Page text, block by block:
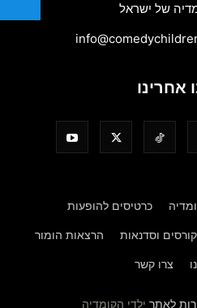
של ישראל
אחרינו
כרטיסים להופעות
קורסים וסדנאות הרצאות הומור
צרו קשר
לאתר ילדי הקומדיה